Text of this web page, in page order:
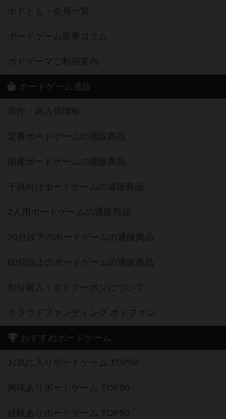
ボドとも・会員一覧
ボードゲーム業界コラム
ボドゲーマご利用案内
ボードゲーム通販
新作・再入荷情報
定番ボードゲームの通販商品
国産ボードゲームの通販商品
子供向けボードゲームの通販商品
2人用ボードゲームの通販商品
20分以下のボードゲームの通販商品
60分以上のボードゲームの通販商品
割引購入！ボドクーポンについて
クラウドファンディング ボドファン
おすすめボードゲーム
お気に入りボードゲーム TOP50
興味ありボードゲーム TOP50
経験ありボードゲーム TOP50